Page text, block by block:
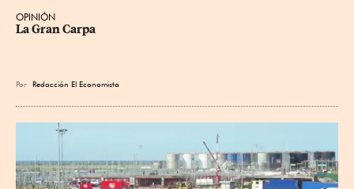
OPINIÓN
La Gran Carpa
Por Redacción El Economista